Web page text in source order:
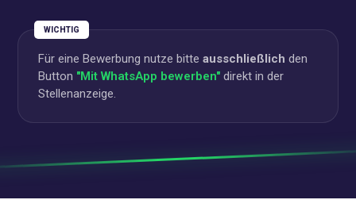
WICHTIG
Für eine Bewerbung nutze bitteausschließlich den
Button "Mit WhatsApp bewerben" direkt in der
Stellenanzeige.